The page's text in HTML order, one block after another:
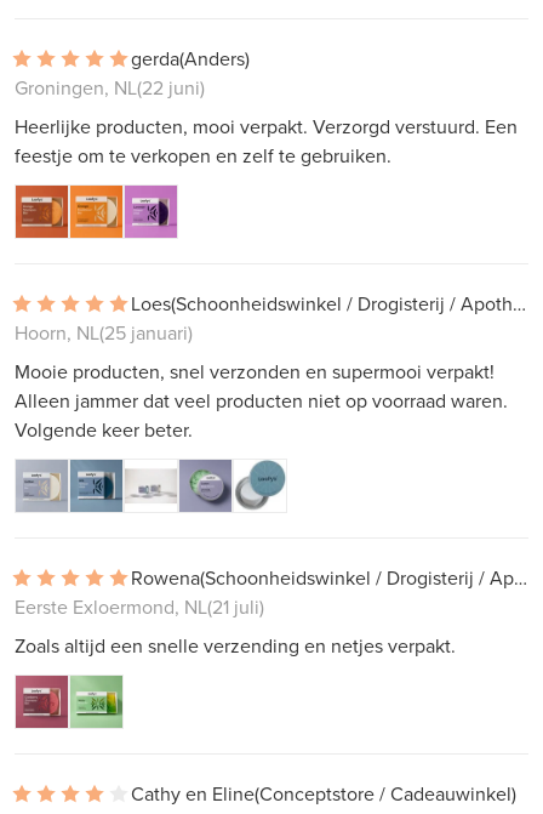
gerda(Anders)
Groningen, NL(22 juni)
Heerlijke producten, mooi verpakt. Verzorgd verstuurd. Een
feestje om te verkopen en zelf te gebruiken.
Loes
(Schoonheidswinkel / Drogisterij / Apotheek)
Hoorn, NL(25 januari)
Mooie producten, snel verzonden en supermooi verpakt!
Alleen jammer dat veel producten niet op voorraad waren.
Volgende keer beter.
Rowena
(Schoonheidswinkel / Drogisterij / Apotheek)
Eerste Exloermond, NL(21 juli)
Zoals altijd een snelle verzending en netjes verpakt.
Cathy en Eline(Conceptstore / Cadeauwinkel)